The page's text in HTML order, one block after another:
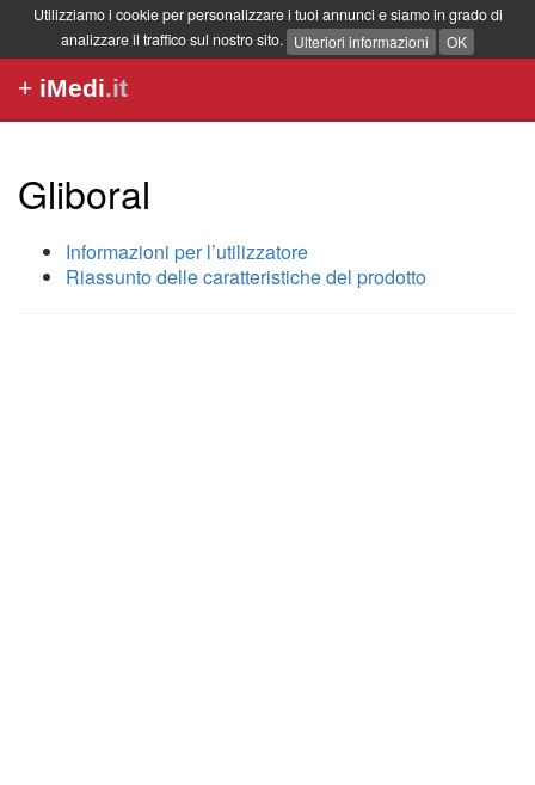
Utilizziamo i cookie per personalizzare i tuoi annunci e siamo in grado di
analizzare il traffico sul nostro sito. Ulteriori informazioni OK
+ iMedi.it
Gliboral
Informazioni per l’utilizzatore
Riassunto delle caratteristiche del prodotto